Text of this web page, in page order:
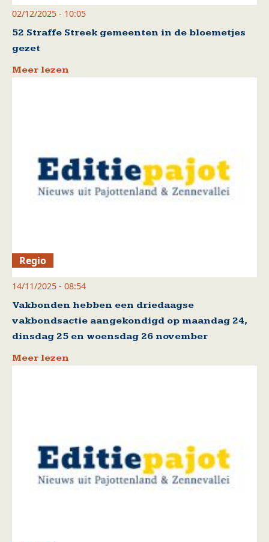
02/12/2025 - 10:05
52 Straffe Streek gemeenten in de bloemetjes
gezet
Meer lezen
Regio
14/11/2025 - 08:54
Vakbonden hebben een driedaagse
vakbondsactie aangekondigd op maandag 24,
dinsdag 25 en woensdag 26 november
Meer lezen